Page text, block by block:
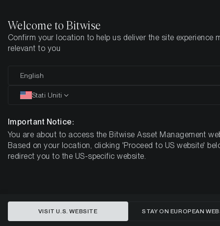
Pagina iniziale Aggiornamenti Settimana 40, 2025
Il sentiment delle criptovalute
affonda, Bitcoin registra rari
BITWISE CRYPTO MARKET COMPASS – SETTIMANA 40,
2025
Welcome to Bitwise
Confirm your location to help us deliver the site experience
relevant to you
English
Stati Uniti
Important Notice:
You are about to access the Bitwise Asset Management
Based on your location, clicking 'Proceed to US website'
redirect you to the US-specific website.
VISIT U.S. WEBSITE STAY ON EUROPEAN